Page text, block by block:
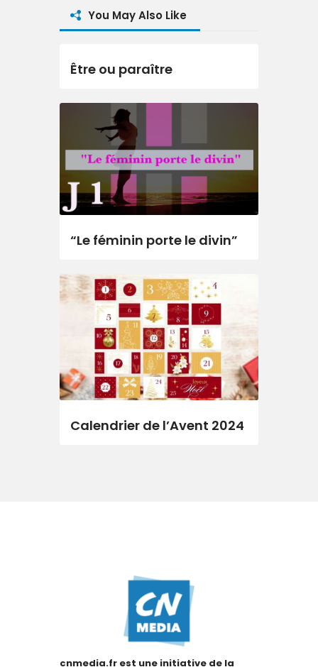
You May Also Like
Être ou paraître
“Le féminin porte le divin”
Calendrier de l’Avent 2024
cnmedia.fr est une initiative de la